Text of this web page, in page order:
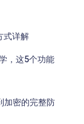
式详解
，这5个功能
加密的完整防